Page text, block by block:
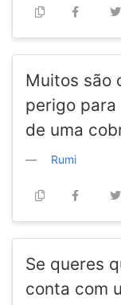
Muitos são
perigo
de uma
Rumi
Se queres
conta com